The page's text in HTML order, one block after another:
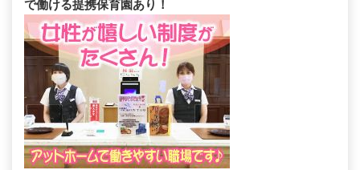
で働ける提携保育園あり！